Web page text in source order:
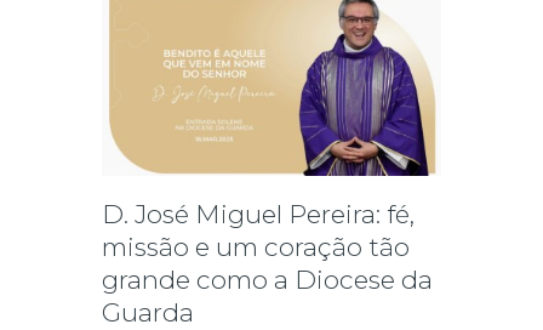
D. José Miguel Pereira: fé,
missão e um coração tão
grande como a Diocese da
Guarda